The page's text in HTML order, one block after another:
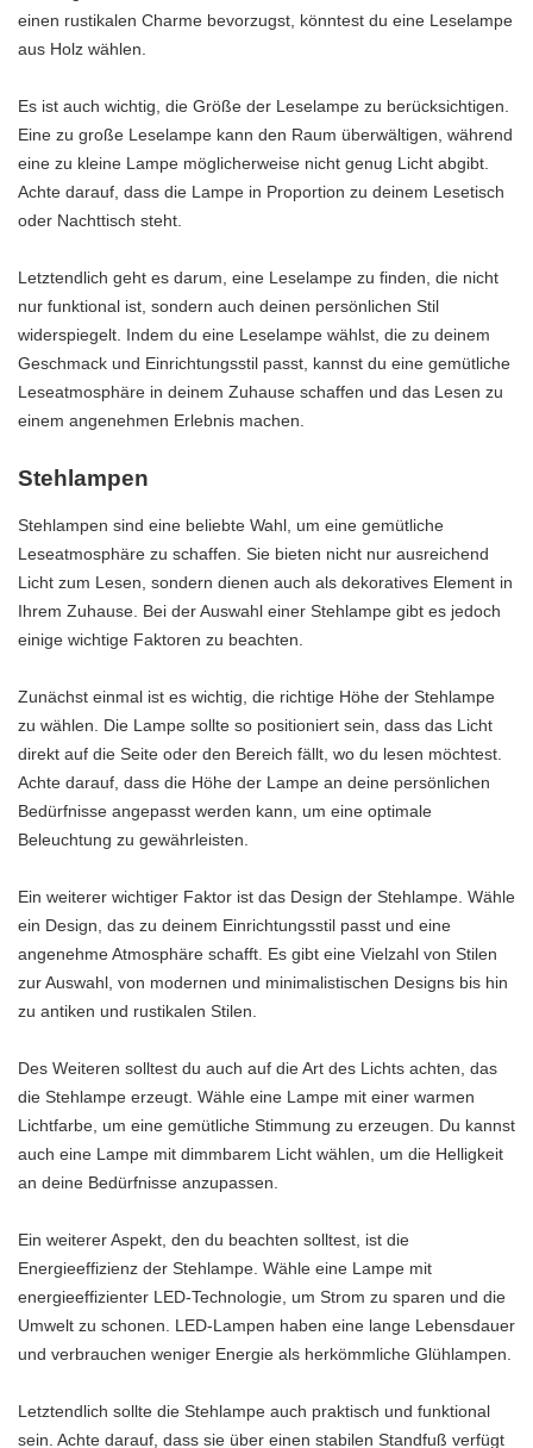
einen rustikalen Charme bevorzugst, könntest du eine Leselampe
aus Holz wählen.
Es ist auch wichtig, die Größe der Leselampe zu berücksichtigen.
Eine zu große Leselampe kann den Raum überwältigen, während
eine zu kleine Lampe möglicherweise nicht genug Licht abgibt.
Achte darauf, dass die Lampe in Proportion zu deinem Lesetisch
oder Nachttisch steht.
Letztendlich geht es darum, eine Leselampe zu finden, die nicht
nur funktional ist, sondern auch deinen persönlichen Stil
widerspiegelt. Indem du eine Leselampe wählst, die zu deinem
Geschmack und Einrichtungsstil passt, kannst du eine gemütliche
Leseatmosphäre in deinem Zuhause schaffen und das Lesen zu
einem angenehmen Erlebnis machen.
Stehlampen
Stehlampen sind eine beliebte Wahl, um eine gemütliche
Leseatmosphäre zu schaffen. Sie bieten nicht nur ausreichend
Licht zum Lesen, sondern dienen auch als dekoratives Element in
Ihrem Zuhause. Bei der Auswahl einer Stehlampe gibt es jedoch
einige wichtige Faktoren zu beachten.
Zunächst einmal ist es wichtig, die richtige Höhe der Stehlampe
zu wählen. Die Lampe sollte so positioniert sein, dass das Licht
direkt auf die Seite oder den Bereich fällt, wo du lesen möchtest.
Achte darauf, dass die Höhe der Lampe an deine persönlichen
Bedürfnisse angepasst werden kann, um eine optimale
Beleuchtung zu gewährleisten.
Ein weiterer wichtiger Faktor ist das Design der Stehlampe. Wähle
ein Design, das zu deinem Einrichtungsstil passt und eine
angenehme Atmosphäre schafft. Es gibt eine Vielzahl von Stilen
zur Auswahl, von modernen und minimalistischen Designs bis hin
zu antiken und rustikalen Stilen.
Des Weiteren solltest du auch auf die Art des Lichts achten, das
die Stehlampe erzeugt. Wähle eine Lampe mit einer warmen
Lichtfarbe, um eine gemütliche Stimmung zu erzeugen. Du kannst
auch eine Lampe mit dimmbarem Licht wählen, um die Helligkeit
an deine Bedürfnisse anzupassen.
Ein weiterer Aspekt, den du beachten solltest, ist die
Energieeffizienz der Stehlampe. Wähle eine Lampe mit
energieeffizienter LED-Technologie, um Strom zu sparen und die
Umwelt zu schonen. LED-Lampen haben eine lange Lebensdauer
und verbrauchen weniger Energie als herkömmliche Glühlampen.
Letztendlich sollte die Stehlampe auch praktisch und funktional
sein. Achte darauf, dass sie über einen stabilen Standfuß verfügt